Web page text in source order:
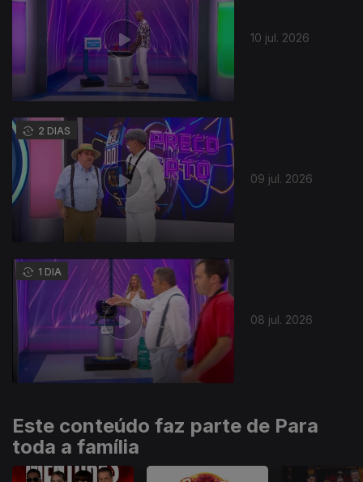
10 jul. 2026
2 DIAS
09 jul. 2026
1 DIA
08 jul. 2026
941459
Este conteúdo faz parte de Para
toda a família